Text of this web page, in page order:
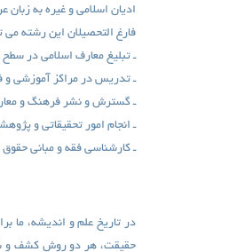
ادیان اسلامی و غیره به
فارغ التحصیلان این رشته می
ـ تبلیغ معارف اسلامی در
ـ تدریس در مراکز آموزشی و
ـ گسترش و نشر فرهنگ و
ـ انجام امور تحقیقاتی و
ـ کارشناسی فقه و مبانی
در تاریخ علم و اندیشه، ما
حقیقت، هر دو روش کشف و